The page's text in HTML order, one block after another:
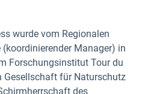
wurde vom Regionalen
Manager) in
Forschungsinstitut Tour du
Gesellschaft für Naturschutz
des